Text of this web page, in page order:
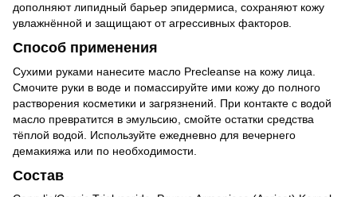
дополняют липидный барьер эпидермиса, сохраняют кожу
увлажнённой и защищают от агрессивных факторов.
Способ применения
Сухими руками нанесите масло Precleanse на кожу лица.
Смочите руки в воде и помассируйте ими кожу до полного
растворения косметики и загрязнений. При контакте с водой
масло превратится в эмульсию, смойте остатки средства
тёплой водой. Используйте ежедневно для вечернего
демакияжа или по необходимости.
Состав